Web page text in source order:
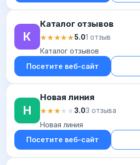
К
Каталог отзывов
★★★★★
★★★★★5.01 отзыв
Каталог отзывов
Посетите веб-сайт
Н
Новая линия
★★★★★
★★★★★3.03 отзыва
Новая линия
Посетите веб-сайт